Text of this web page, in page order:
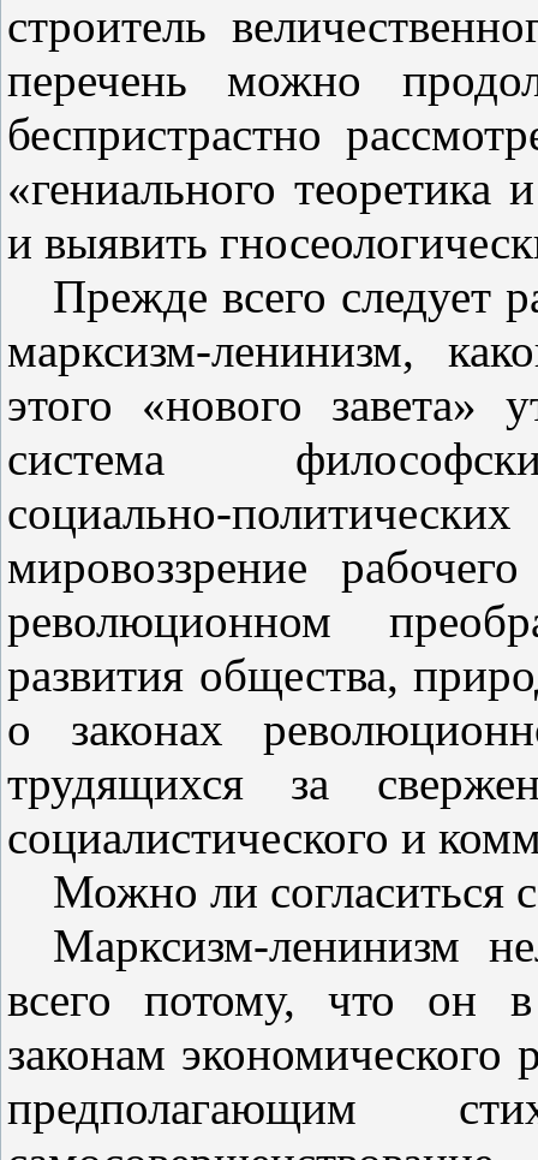
строитель
перечень можно
беспристрастно
«гениального теоретика
и выявить
Прежде всего следует
марксизм‑ленинизм,
этого «нового завета»
система
мировоззрение
революционном
развития общества,
о законах
трудящихся за
социалистического и
Можно ли согласиться
Марксизм‑ленинизм
всего потому, что он
законам экономического
предполагающим